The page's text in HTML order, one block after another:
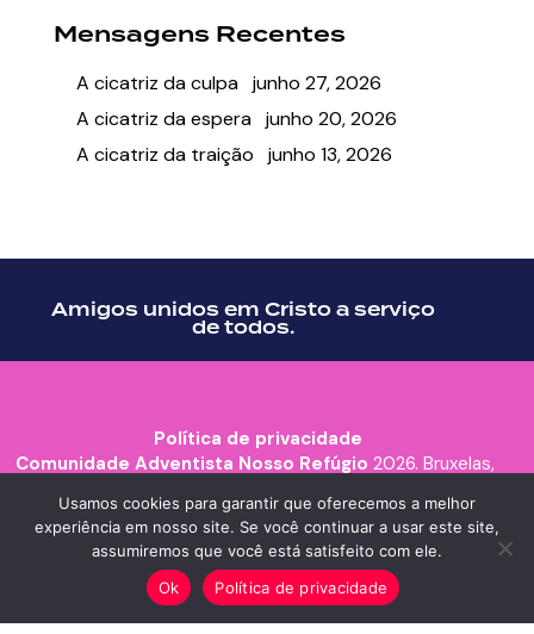
Mensagens Recentes
A cicatriz da culpa junho 27, 2026
A cicatriz da espera junho 20, 2026
A cicatriz da traição
junho 13, 2026
Amigos unidos em Cristo a serviço
de todos.
Política de privacidade
Comunidade Adventista Nosso Refúgio 2026. Bruxelas,
Usamos cookies para garantir que oferecemos a melhor
experiência em nosso site. Se você continuar a usar este site,
assumiremos que você está satisfeito com ele.
Ok
Política de privacidade